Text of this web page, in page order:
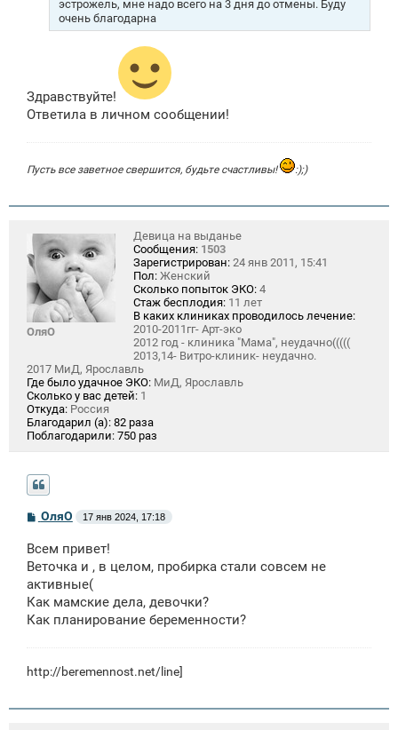
эстрожель, мне надо всего на 3 дня до отмены. Буду
очень благодарна
Здравствуйте!
Ответила в личном сообщении!
Пусть все заветное свершится, будьте счастливы! :);)
ОляО
Девица на выданье
Сообщения: 1503
Зарегистрирован: 24 янв 2011, 15:41
Пол: Женский
Сколько попыток ЭКО: 4
Стаж бесплодия: 11 лет
В каких клиниках проводилось лечение:
2010-2011гг- Арт-эко
2012 год - клиника "Мама", неудачно(((((
2013,14- Витро-клиник- неудачно.
2017 МиД, Ярославль
Где было удачное ЭКО: МиД, Ярославль
Сколько у вас детей: 1
Откуда: Россия
Благодарил (а): 82 раза
Поблагодарили: 750 раз
С
о
б
щ
н
и
ОляО 17 янв 2024, 17:18
Всем привет!
Веточка и , в целом, пробирка стали совсем не
активные(
Как мамские дела, девочки?
Как планирование беременности?
http://beremennost.net/line]